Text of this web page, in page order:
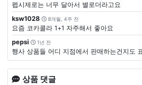
펩시제로는 너무 달아서 별로더라고요
ksw1028
8개월, 4주 전
요즘 코카콜라 1+1 자주해서 좋아요
pepsi
1년 전
행사 상품들 어디 지점에서 판매하는건지도
상품 댓글